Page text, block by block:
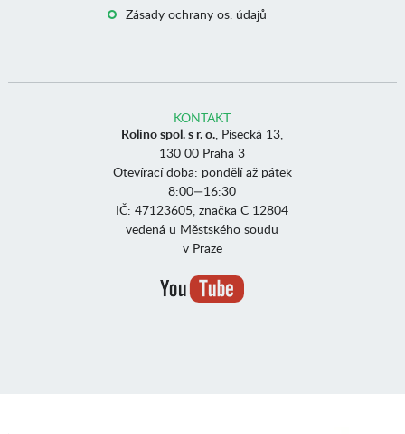
Zásady ochrany os. údajů
KONTAKT
Rolino spol. s r. o., Písecká 13,
130 00 Praha 3
Otevírací doba: pondělí až pátek
8:00—16:30
IČ: 47123605, značka C 12804
vedená u Městského soudu
v Praze